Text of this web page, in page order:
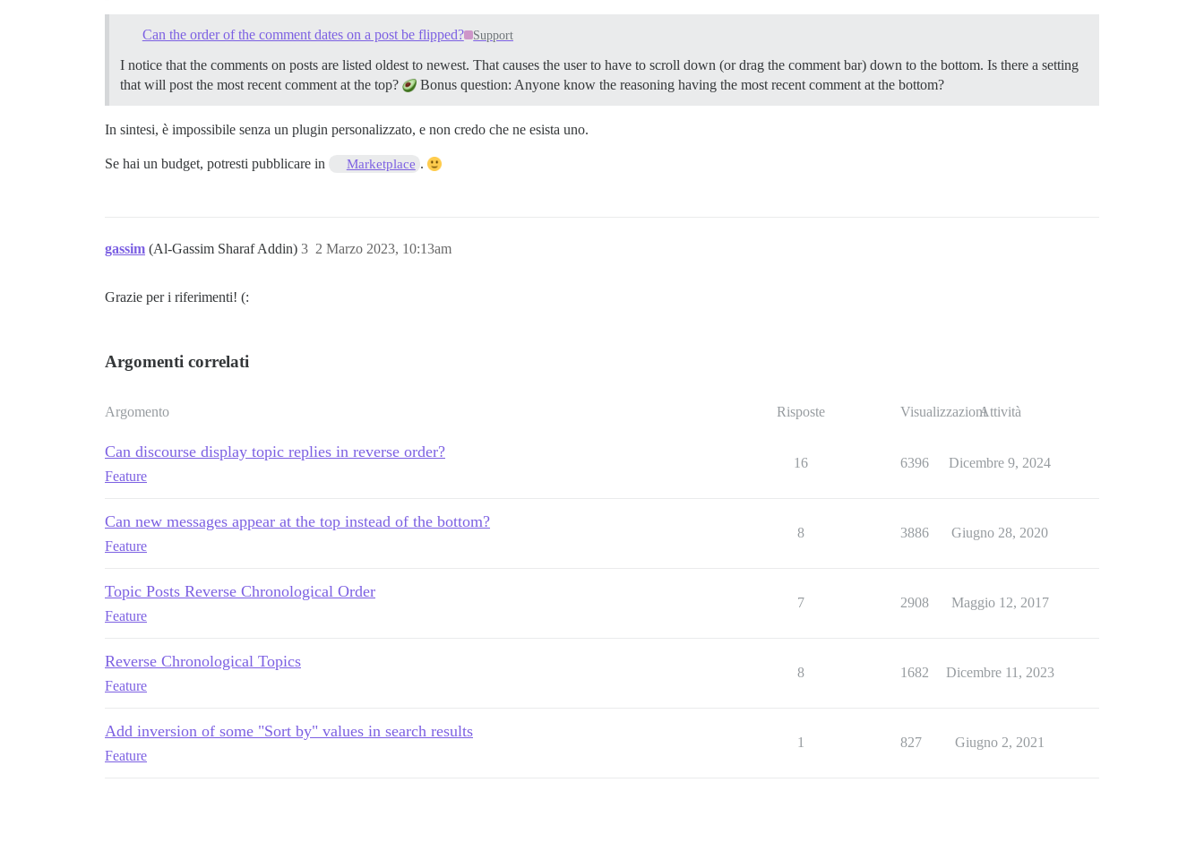
Can the order of the comment dates on a post be flipped? Support
I notice that the comments on posts are listed oldest to newest. That causes the user to have to scroll down (or drag the comment bar) down to the bottom. Is there a setting
that will post the most recent comment at the top?
Bonus question: Anyone know the reasoning having the most recent comment at the bottom?
In sintesi, è impossibile senza un plugin personalizzato, e non credo che ne esista uno.
Se hai un budget, potresti pubblicare in Marketplace .
gassim (Al-Gassim Sharaf Addin) 2 Marzo 2023, 10:13am
3
Grazie per i riferimenti! (:
Argomenti correlati
Argomento Risposte VisualizzazioniAttività
Can discourse display topic replies in reverse order?
Feature
16 6396 Dicembre 9, 2024
Can new messages appear at the top instead of the bottom?
Feature
8 3886 Giugno 28, 2020
Topic Posts Reverse Chronological Order
Feature
7 2908 Maggio 12, 2017
Reverse Chronological Topics
Feature
8 1682 Dicembre 11, 2023
Add inversion of some "Sort by" values in search results
Feature
1 827 Giugno 2, 2021